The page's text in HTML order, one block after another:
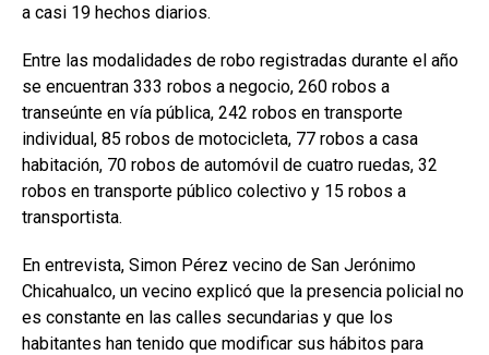
a casi 19 hechos diarios.
Entre las modalidades de robo registradas durante el año
se encuentran 333 robos a negocio, 260 robos a
transeúnte en vía pública, 242 robos en transporte
individual, 85 robos de motocicleta, 77 robos a casa
habitación, 70 robos de automóvil de cuatro ruedas, 32
robos en transporte público colectivo y 15 robos a
transportista.
En entrevista, Simon Pérez vecino de San Jerónimo
Chicahualco, un vecino explicó que la presencia policial no
es constante en las calles secundarias y que los
habitantes han tenido que modificar sus hábitos para